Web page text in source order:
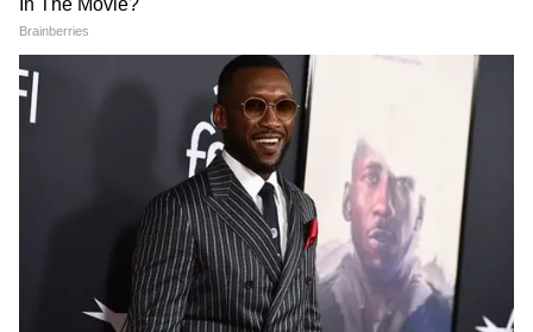
ठिकाना नहीं रहा। सोशल मीडिया प्लेटफॉर्म X (ट्विटर) पर
के तौर पर, उसकी अनुशासन, पक्का इरादा और लगन
देखकर मेरा सीना गर्व से चौड़ा हो जाता है। मैं उसके आगे
के सफ़र और ज़िंदगी में कई और मंज़िलें पाने के लिए उसे
शुभकामनाएँ देता हूं।" मुख्यमंत्री के इस पोस्ट के बाद पूरे
असम और देश भर से बधाइयों का तांता लग गया है। लोग
इस बात की सराहना कर रहे हैं कि एक वीआईपी परिवार
से ताल्लुक रखने और देश की सबसे कठिन लॉ यूनिवर्सिटी
में पढ़ने के बावजूद, नंदिल ने जिस सादगी, समर्पण और